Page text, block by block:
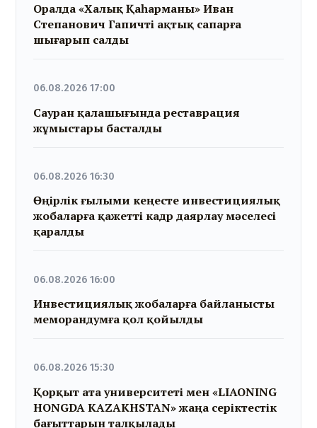
Оралда «Халық Қаһарманы» Иван
Степанович Гапичті ақтық сапарға
шығарып салды
06.08.2026 17:00
Сауран қалашығында реставрация
жұмыстары басталды
06.08.2026 16:30
Өңірлік ғылыми кеңесте инвестициялық
жобаларға қажетті кадр даярлау мәселесі
қаралды
06.08.2026 16:00
Инвестициялық жобаларға байланысты
меморандумға қол қойылды
06.08.2026 15:30
Қорқыт ата университеті мен «LIAONING
HONGDA KAZAKHSTAN» жаңа серіктестік
бағыттарын талқылады